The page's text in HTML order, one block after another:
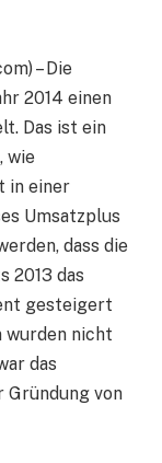
– Die
2014 einen
Das ist ein
wie
in einer
Umsatzplus
dass die
2013 das
gesteigert
wurden nicht
das
von